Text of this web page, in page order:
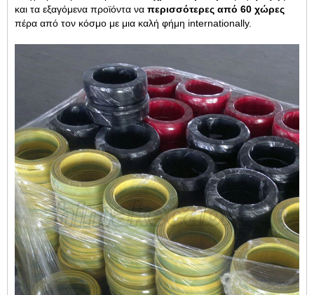
και τα εξαγόμενα προϊόντα να περισσότερες από 60 χώρες
πέρα από τον κόσμο με μια καλή φήμη internationally.